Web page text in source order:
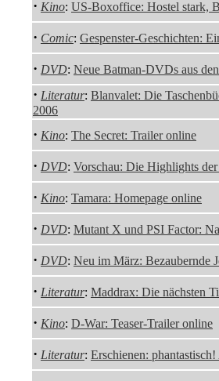
· Kino: US-Boxoffice: Hostel stark,
· Comic: Gespenster-Geschichten:
· DVD: Neue Batman-DVDs aus
· Literatur: Blanvalet: Die
2006
· Kino: The Secret: Trailer online
· DVD: Vorschau: Die Highlights
· Kino: Tamara: Homepage online
· DVD: Mutant X und PSI Factor:
· DVD: Neu im März: Bezaubernde
· Literatur: Maddrax: Die nächsten
· Kino: D-War: Teaser-Trailer online
· Literatur: Erschienen: